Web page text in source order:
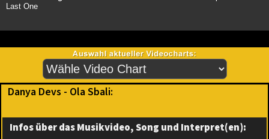
Last One
Danya Devs - Ola Sbali:
Infos über das Musikvideo, Song und Interpret(en):